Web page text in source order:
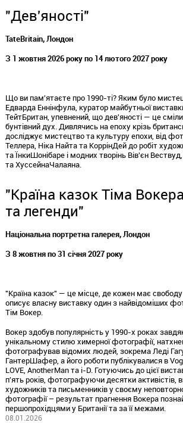
"Дев'яності"
TateBritain, Лондон
З 1 жовтня 2026 року по 14 лютого 2027 року
Що ви пам'ятаєте про 1990-ті? Яким було
Едварда Еннінфула, куратор майбутньої
ТейтБритан, упевнений, що дев'яності— це
бунтівний дух. Дивлячись на епоху крізь
досліджує мистецтво та культуру епохи, від
Теллера, Ніка Найта та КоррінДейдо робіт
таЇнкиШонібареі модних творінь Вів'єн Вествуд,
таХуссейнаЧалаяна.
"Країна казокТіма
та легенди"
Національна портретна галерея, Лондон
З 8 жовтня по 31 січня 2027 року
"Країна казок" — це місце, де кожен має
описує власну виставку один з найвідоміших
Тім Вокер.
Вокер здобув популярність у 1990-х роках
унікальному стилю химерної фотографії,
фотографував відомих людей, зокрема Леді
ГантерШафер, а його роботи публікувалися в
LOVE, AnotherManта i-D. Готуючись до цієї
п'ять років, фотографуючи десятки активістів,
художників та письменників у своєму
фотографії – результат прагнення Вокера
першопрохідцями у Британії та за її межами.
08.01.2026